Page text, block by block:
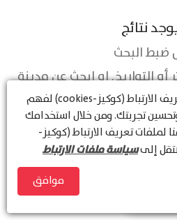
نتائج
ضبط البحث
أو التواريخ. او ابحث عن مدينة
أخرى
يتم استخدام ملفات تعريف الارتباط (كوكيز-cookies) لفهم
تجربتك. ومن خلال استخدامك
لملفات تعريف الارتباط (كوكيز-
سياسة ملفات الارتباط
موافق